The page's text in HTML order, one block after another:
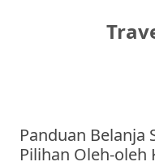
Panduan Belanja
Pilihan Oleh-oleh